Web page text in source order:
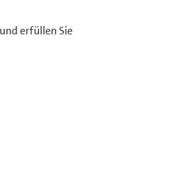
erfüllen Sie